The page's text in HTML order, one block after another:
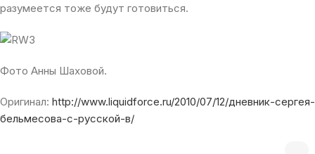
разумеется тоже будут готовиться.
Фото Анны Шаховой.
Оригинал: http://www.liquidforce.ru/2010/07/12/дневник-сергея-
бельмесова-с-русской-в/